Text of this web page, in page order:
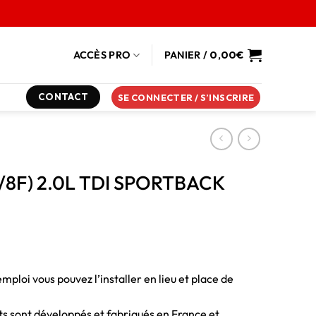
ACCÈS PRO PANIER / 0,00€
CONTACT SE CONNECTER / S’INSCRIRE
2.0L TDI SPORTBACK
vous pouvez l’installer en lieu et place de